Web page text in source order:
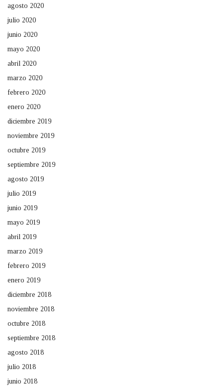
agosto 2020
julio 2020
junio 2020
mayo 2020
abril 2020
marzo 2020
febrero 2020
enero 2020
diciembre 2019
noviembre 2019
octubre 2019
septiembre 2019
agosto 2019
julio 2019
junio 2019
mayo 2019
abril 2019
marzo 2019
febrero 2019
enero 2019
diciembre 2018
noviembre 2018
octubre 2018
septiembre 2018
agosto 2018
julio 2018
junio 2018